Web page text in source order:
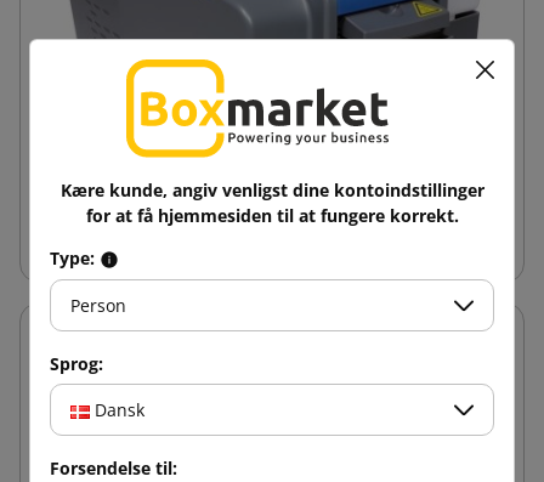
Kære kunde, angiv venligst dine kontoindstillinger
for at få hjemmesiden til at fungere korrekt.
Type:
Person
Sprog:
Dansk
Forsendelse til: